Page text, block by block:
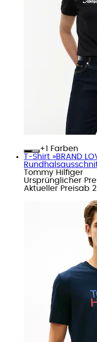
+
Farben
T-Shirt »BRAND
Tommy Hilfiger
Ursprünglicher
Aktueller Preisab